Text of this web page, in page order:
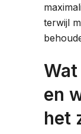
terwijl
en
het